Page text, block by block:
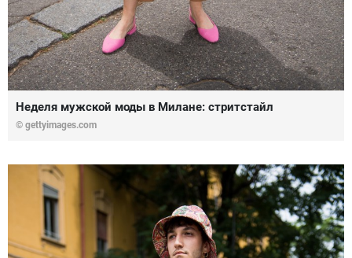
Неделя мужской моды в Милане: стритстайл
© gettyimages.com